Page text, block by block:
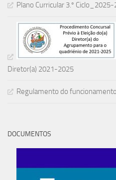
Plano Curricular 3.º
Diretor(a) 2021-2025
Regulamento do
DOCUMENTOS